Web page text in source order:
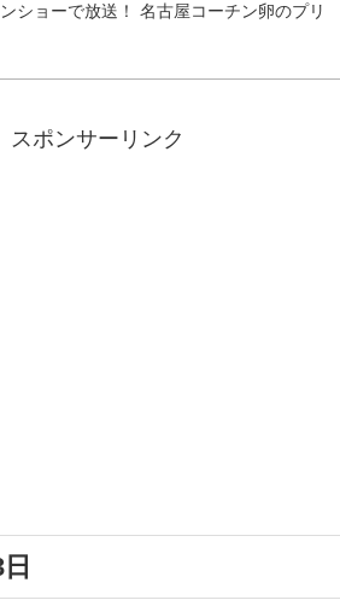
ショーで放送！ 名古屋コーチン卵のプリ
ルイベ漬け・いくら醤油漬（北海道） 1
スポンサーリンク